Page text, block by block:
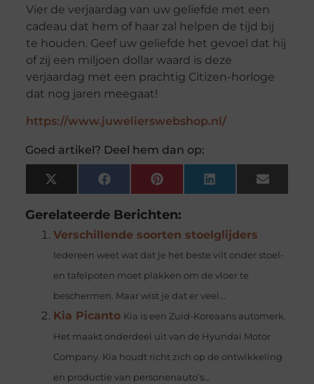
Vier de verjaardag van uw geliefde met een
cadeau dat hem of haar zal helpen de tijd bij
te houden. Geef uw geliefde het gevoel dat hij
of zij een miljoen dollar waard is deze
verjaardag met een prachtig Citizen-horloge
dat nog jaren meegaat!
https://www.juwelierswebshop.nl/
Goed artikel? Deel hem dan op:
X
(Twitter)
FacebookPinterest LinkedIn Email
Gerelateerde Berichten:
Verschillende soorten stoelglijders
Iedereen weet wat dat je het beste vilt onder stoel-
en tafelpoten moet plakken om de vloer te
beschermen. Maar wist je dat er veel...
Kia Picanto Kia is een Zuid-Koreaans automerk.
Het maakt onderdeel uit van de Hyundai Motor
Company. Kia houdt richt zich op de ontwikkeling
en productie van personenauto’s...